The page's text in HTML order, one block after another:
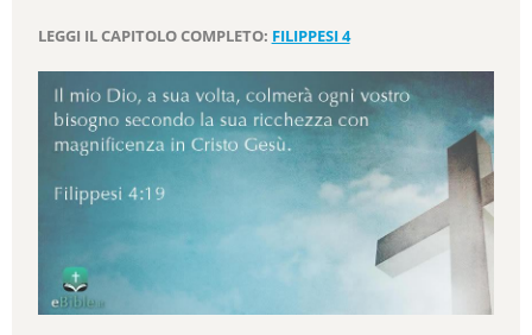
LEGGI IL CAPITOLO COMPLETO: FILIPPESI 4